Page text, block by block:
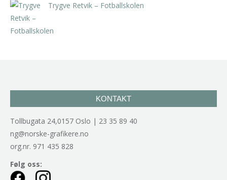
Trygve Retvik – Fotballskolen
KONTAKT
Tollbugata 24,0157 Oslo | 23 35 89 40
ng@norske-grafikere.no
org.nr. 971 435 828
Følg oss: